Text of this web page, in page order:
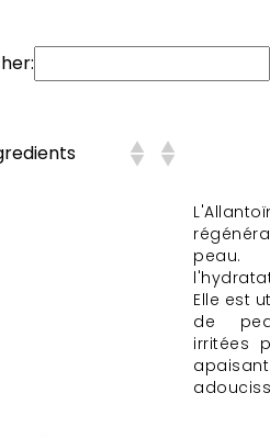
Elle est
de
irritées